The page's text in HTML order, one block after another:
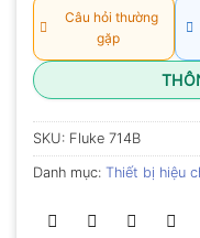
Câu hỏi thường
gặp
SKU: Fluke 714B
Danh mục: Thiết bị hiệu